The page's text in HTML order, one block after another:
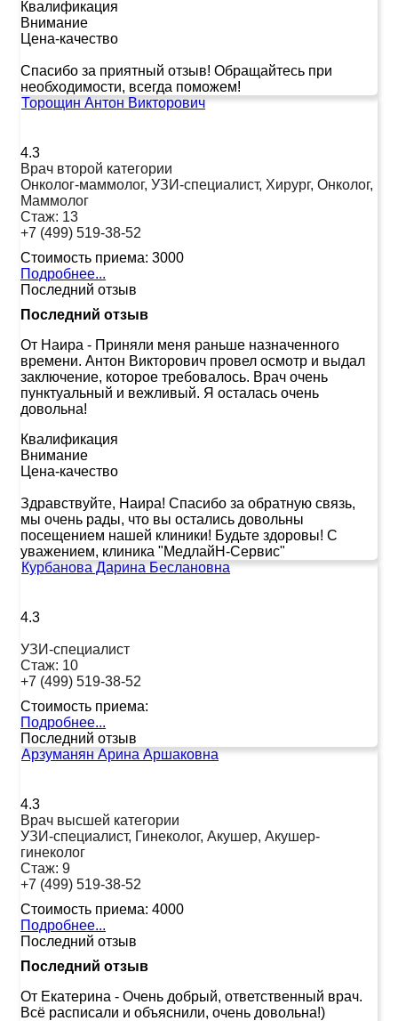
Квалификация
Внимание
Цена-качество
Спасибо за приятный отзыв! Обращайтесь при
необходимости, всегда поможем!
Торощин Антон Викторович
4.3
Врач второй категории
Онколог-маммолог, УЗИ-специалист, Хирург, Онколог,
Маммолог
Стаж: 13
+7 (499) 519-38-52
Стоимость приема: 3000
Подробнее...
Последний отзыв
Последний отзыв
От Наира - Приняли меня раньше назначенного
времени. Антон Викторович провел осмотр и выдал
заключение, которое требовалось. Врач очень
пунктуальный и вежливый. Я осталась очень
довольна!
Квалификация
Внимание
Цена-качество
Здравствуйте, Наира! Спасибо за обратную связь,
мы очень рады, что вы остались довольны
посещением нашей клиники! Будьте здоровы! С
уважением, клиника "МедлайН-Сервис"
Курбанова Дарина Беслановна
4.3
УЗИ-специалист
Стаж: 10
+7 (499) 519-38-52
Стоимость приема:
Подробнее...
Последний отзыв
Арзуманян Арина Аршаковна
4.3
Врач высшей категории
УЗИ-специалист, Гинеколог, Акушер, Акушер-
гинеколог
Стаж: 9
+7 (499) 519-38-52
Стоимость приема: 4000
Подробнее...
Последний отзыв
Последний отзыв
От Екатерина - Очень добрый, ответственный врач.
Всё расписали и объяснили, очень довольна!)